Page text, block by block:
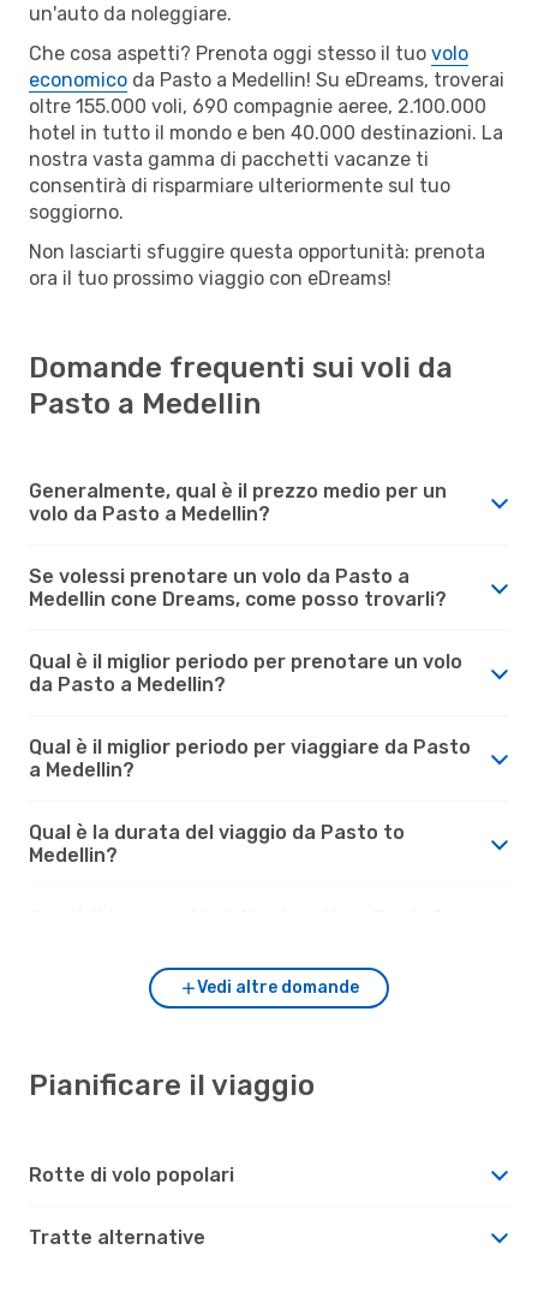
un'auto da noleggiare.
Che cosa aspetti? Prenota oggi stesso il tuo volo
economico da Pasto a Medellin! Su eDreams, troverai
oltre 155.000 voli, 690 compagnie aeree, 2.100.000
hotel in tutto il mondo e ben 40.000 destinazioni. La
nostra vasta gamma di pacchetti vacanze ti
consentirà di risparmiare ulteriormente sul tuo
soggiorno.
Non lasciarti sfuggire questa opportunità: prenota
ora il tuo prossimo viaggio con eDreams!
Domande frequenti sui voli da
Pasto a Medellin
Generalmente, qual è il prezzo medio per un
volo da Pasto a Medellin?
Se volessi prenotare un volo da Pasto a
Medellin cone Dreams, come posso trovarli?
Qual è il miglior periodo per prenotare un volo
da Pasto a Medellin?
Qual è il miglior periodo per viaggiare da Pasto
a Medellin?
Qual è la durata del viaggio da Pasto to
Medellin?
Vedi altre domande
Pianificare il viaggio
Rotte di volo popolari
Tratte alternative